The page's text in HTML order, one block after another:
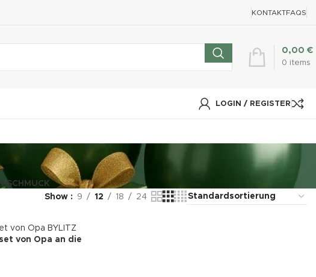
KONTAKTFAQS
0 items
0,00 €
LOGIN / REGISTER
SCHMUCK
Show 9 12 18 24
von Opa an die